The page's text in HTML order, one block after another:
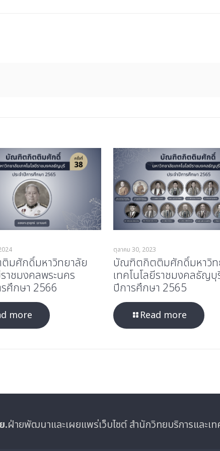
มศักดิ์มหาวิทยาลัย
าชมงคลพระนคร
ศึกษา 2566
more
ตุลาคม 30, 2023
บัณฑิตกิตติมศักดิ์มหาวิท
เทคโนโลยีราชมงคลธัญบุ
ปีการศึกษา 2565
Read more
.ฝ่ายพัฒนาและเผยแพร่เว็บไซต์ สำนักวิทยบริการและเ